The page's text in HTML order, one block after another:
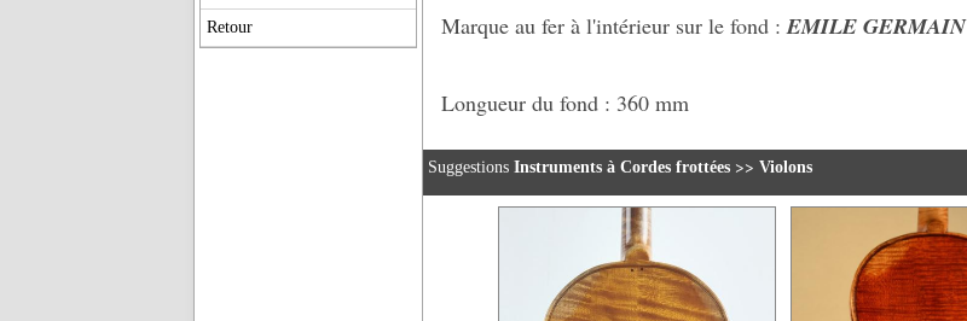
Retour Marque au fer à l'intérieur sur le fond : EMILE GERMAIN
Longueur du fond : 360 mm
Suggestions Instruments à Cordes frottées >> Violons